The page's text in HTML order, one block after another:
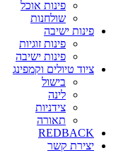
פינות אוכל
שולחנות
פינות ישיבה
פינות זוגיות
פינות ישיבה
ציוד טיולים וקמפינג
בישול
לינה
צידניות
תאורה
REDBACK
יצירת קשר